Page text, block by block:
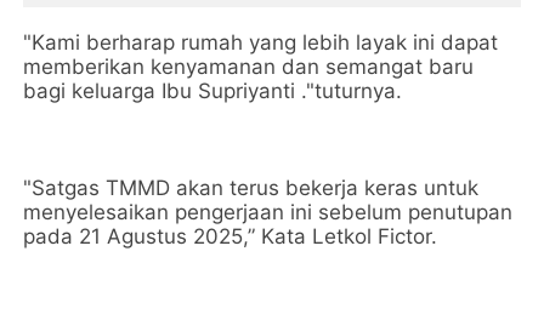
"Kami berharap rumah yang lebih layak ini dapat
memberikan kenyamanan dan semangat baru
bagi keluarga Ibu Supriyanti ."tuturnya.
"Satgas TMMD akan terus bekerja keras untuk
menyelesaikan pengerjaan ini sebelum penutupan
pada 21 Agustus 2025,” Kata Letkol Fictor.